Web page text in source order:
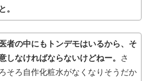
。
者の中にもトンデモはいるから、そ
しなければならないけどねー。
さ
そろ自作化粧水がなくなりそうだか